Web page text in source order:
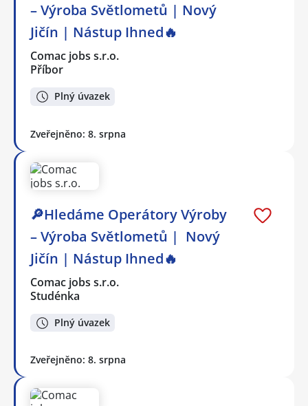
– Výroba Světlometů | Nový
Jičín | Nástup Ihned🔥
Comac jobs s.r.o.
Příbor
Plný úvazek
Zveřejněno: 8. srpna
🔎Hledáme Operátory Výroby
– Výroba Světlometů | Nový
Jičín | Nástup Ihned🔥
Comac jobs s.r.o.
Studénka
Plný úvazek
Zveřejněno: 8. srpna